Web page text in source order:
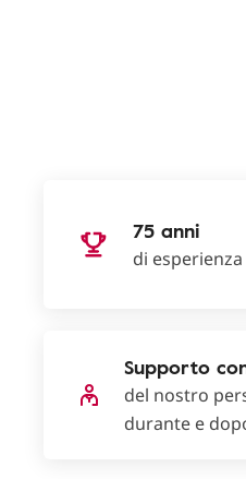
75 anni
di esperienza
Supporto
del nostro
durante e